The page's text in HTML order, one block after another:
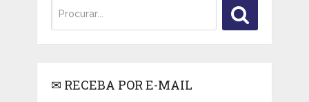
✉ RECEBA POR E-MAIL